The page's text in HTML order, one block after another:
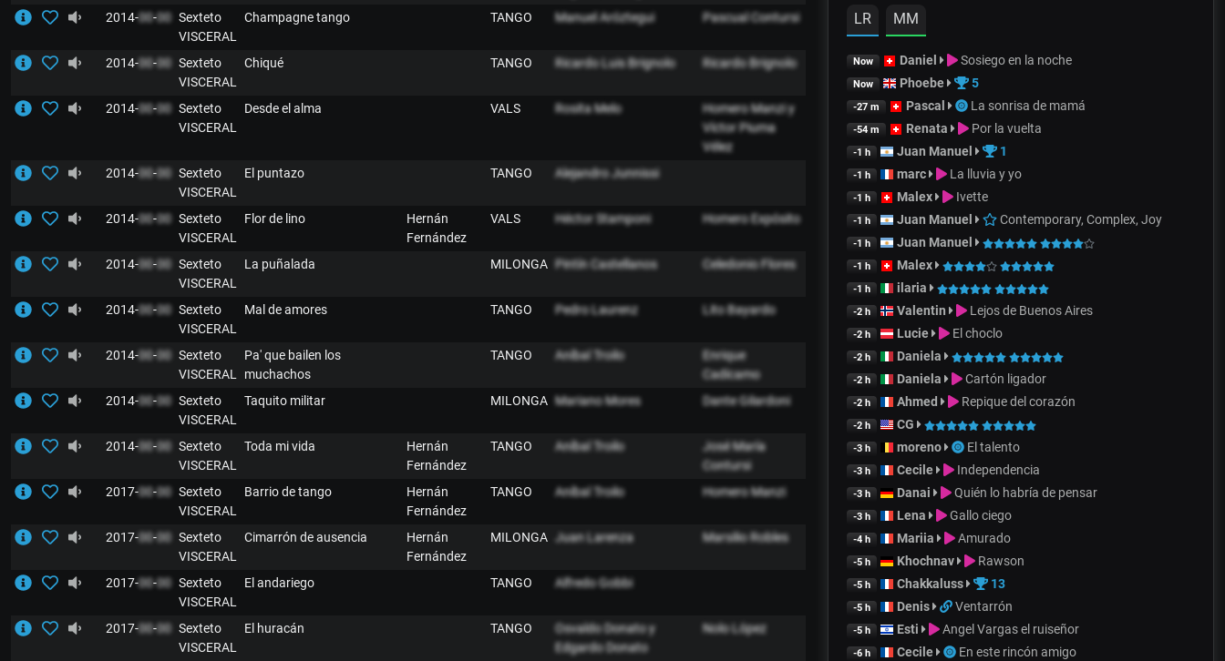
2014-00-00 Sexteto
VISCERAL
Champagne tango TANGO Manuel Aróztegui Pascual Contursi
2014-00-00 Sexteto
VISCERAL
Chiqué TANGO Ricardo Luis Brignolo Ricardo Brignolo
2014-00-00 Sexteto
VISCERAL
Desde el alma VALS Rosita Melo
Homero Manzi y
Víctor Piuma
Vélez
2014-00-00 Sexteto
VISCERAL
El puntazo TANGO Alejandro Junnissi
2014-00-00 Sexteto
VISCERAL
Flor de lino
Hernán
Fernández
VALS Héctor Stamponi Homero Expósito
2014-00-00 Sexteto
VISCERAL
La puñalada MILONGA Pintín Castellanos Celedonio Flores
2014-00-00 Sexteto
VISCERAL
Mal de amores TANGO Pedro Laurenz Lito Bayardo
2014-00-00 Sexteto
VISCERAL
Pa' que bailen los
muchachos
TANGO Aníbal Troilo
Enrique
Cadícamo
2014-00-00 Sexteto
VISCERAL
Taquito militar MILONGA Mariano Mores Dante Gilardoni
2014-00-00 Sexteto
VISCERAL
Toda mi vida
Hernán
Fernández
TANGO Aníbal Troilo
José María
Contursi
2017-00-00 Sexteto
VISCERAL
Barrio de tango
Hernán
Fernández
TANGO Aníbal Troilo Homero Manzi
2017-00-00 Sexteto
VISCERAL
Cimarrón de ausencia
Hernán
Fernández
MILONGA Juan Larenza Marsilio Robles
2017-00-00 Sexteto
VISCERAL
El andariego TANGO Alfredo Gobbi
2017-00-00 Sexteto
VISCERAL
El huracán TANGO
Osvaldo Donato y
Edgardo Donato
Nolo López
LR MM
Now Daniel Sosiego en la noche
Now Phoebe 5
-27 m Pascal La sonrisa de mamá
-54 m Renata Por la vuelta
-1 h Juan Manuel 1
-1 h marc La lluvia y yo
-1 h Malex Ivette
-1 h Juan Manuel Contemporary, Complex, Joy
-1 h Juan Manuel
-1 h Malex
-1 h ilaria
-2 h Valentin Lejos de Buenos Aires
-2 h Lucie El choclo
-2 h Daniela
-2 h Daniela Cartón ligador
-2 h Ahmed Repique del corazón
-2 h CG
-3 h moreno El talento
-3 h Cecile Independencia
-3 h Danai Quién lo habría de pensar
-3 h Lena Gallo ciego
-4 h Mariia Amurado
-5 h Khochnav Rawson
-5 h Chakkaluss 13
-5 h Denis Ventarrón
-5 h Esti Angel Vargas el ruiseñor
-6 h Cecile En este rincón amigo